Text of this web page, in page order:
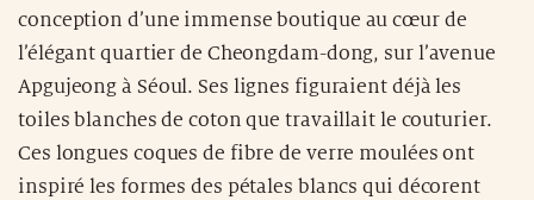
conception d’une immense boutique au cœur de
l’élégant quartier de Cheongdam-dong, sur l’avenue
Apgujeong à Séoul. Ses lignes figuraient déjà les
toiles blanches de coton que travaillait le couturier.
Ces longues coques de fibre de verre moulées ont
inspiré les formes des pétales blancs qui décorent